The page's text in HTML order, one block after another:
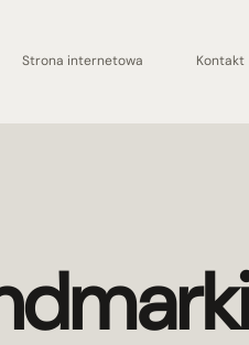
Strona internetowa Kontakt